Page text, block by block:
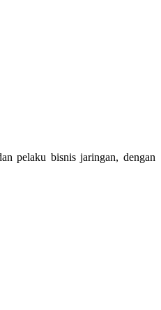
pelaku bisnis jaringan, dengan